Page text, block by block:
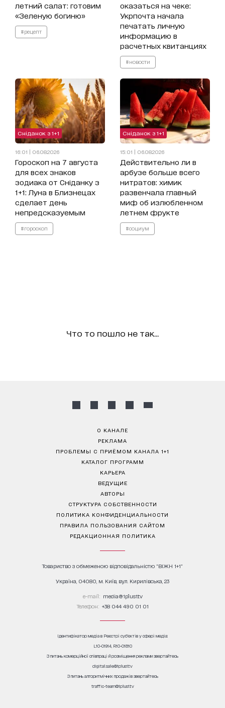
летний салат: готовим
«Зеленую богиню»
#рецепт
оказаться на чеке:
Укрпочта начала
печатать личную
информацию в
расчетных квитанциях
#новости
Сніданок з 1+1
16:01 | 06.08.2026
Гороскоп на 7 августа
для всех знаков
зодиака от Сніданку з
1+1: Луна в Близнецах
сделает день
непредсказуемым
#гороскоп
Сніданок з 1+1
15:01 | 06.08.2026
Действительно ли в
арбузе больше всего
нитратов: химик
развенчала главный
миф об излюбленном
летнем фрукте
#социум
Что то пошло не так...
О КАНАЛЕ
РЕКЛАМА
ПРОБЛЕМЫ С ПРИЁМОМ КАНАЛА 1+1
КАТАЛОГ ПРОГРАММ
КАРЬЕРА
ВЕДУЩИЕ
АВТОРЫ
СТРУКТУРА СОБСТВЕННОСТИ
ПОЛИТИКА КОНФИДЕНЦИАЛЬНОСТИ
ПРАВИЛА ПОЛЬЗОВАНИЯ САЙТОМ
РЕДАКЦИОННАЯ ПОЛИТИКА
Товариство з обмеженою відповідальністю "ВІЖН 1+1"
Україна, 04080, м. Київ, вул. Кирилівська, 23
е-mail: media@1plus1.tv
Телефон: +38 044 490 01 01
Ідентифікатор медіа в Реєстрі суб’єктів у сфері медіа:
L10-01914, R10-01810
З питань комерційної співпраці й розміщення реклами звертайтесь
digital.sale@1plus1.tv
З питань алгоритмічних продажів звертайтесь
traffic-team@1plus1.tv